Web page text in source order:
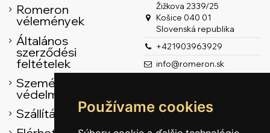
Používame cookies
Romeron
vélemények
Általános
szerződési
feltételek
Személyes adatok
védelme
Szállítás
Žižkova 2339/25
Košice 040 01
Slovenská republika
+421903963929
info@romeron.sk